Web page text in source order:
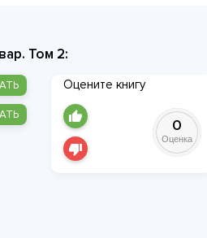
Том 2:
Оцените книгу
0
Оценка